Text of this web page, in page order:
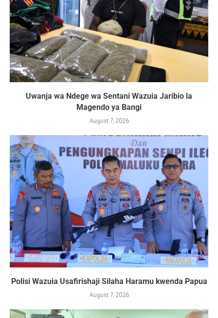
Uwanja wa Ndege wa Sentani Wazuia Jaribio la
Magendo ya Bangi
August 7, 2026
Polisi Wazuia Usafirishaji Silaha Haramu kwenda Papua
August 7, 2026